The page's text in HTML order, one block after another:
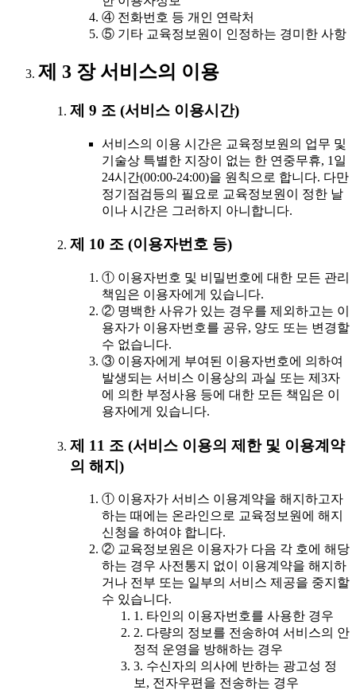
④ 전화번호 등 개인 연락처
⑤ 기타 교육정보원이 인정하는 경미한 사항
제 3 장 서비스의 이용
제 9 조 (서비스 이용시간)
서비스의 이용 시간은 교육정보원의 업무 및
기술상 특별한 지장이 없는 한 연중무휴, 1일
24시간(00:00-24:00)을 원칙으로 합니다. 다만
정기점검등의 필요로 교육정보원이 정한 날
이나 시간은 그러하지 아니합니다.
제 10 조 (이용자번호 등)
① 이용자번호 및 비밀번호에 대한 모든 관리
책임은 이용자에게 있습니다.
② 명백한 사유가 있는 경우를 제외하고는 이
용자가 이용자번호를 공유, 양도 또는 변경할
수 없습니다.
③ 이용자에게 부여된 이용자번호에 의하여
발생되는 서비스 이용상의 과실 또는 제3자
에 의한 부정사용 등에 대한 모든 책임은 이
용자에게 있습니다.
제 11 조 (서비스 이용의 제한 및 이용계약
의 해지)
① 이용자가 서비스 이용계약을 해지하고자
하는 때에는 온라인으로 교육정보원에 해지
신청을 하여야 합니다.
② 교육정보원은 이용자가 다음 각 호에 해당
하는 경우 사전통지 없이 이용계약을 해지하
거나 전부 또는 일부의 서비스 제공을 중지할
수 있습니다.
1. 타인의 이용자번호를 사용한 경우
2. 다량의 정보를 전송하여 서비스의 안
정적 운영을 방해하는 경우
3. 수신자의 의사에 반하는 광고성 정
보, 전자우편을 전송하는 경우